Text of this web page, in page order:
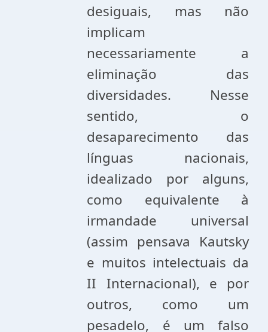
desiguais, mas não
implicam
necessariamente a
eliminação das
diversidades. Nesse
sentido, o
desaparecimento das
línguas nacionais,
idealizado por alguns,
como equivalente à
irmandade universal
(assim pensava Kautsky
e muitos intelectuais da
II Internacional), e por
outros, como um
pesadelo, é um falso